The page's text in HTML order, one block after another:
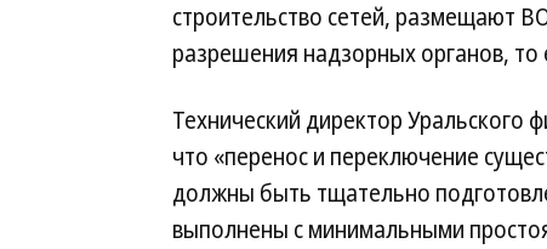
строительство сетей, размещают
разрешения надзорных органов,
Технический директор
что «перенос и переключение
должны быть тщательно
выполнены с минимальными